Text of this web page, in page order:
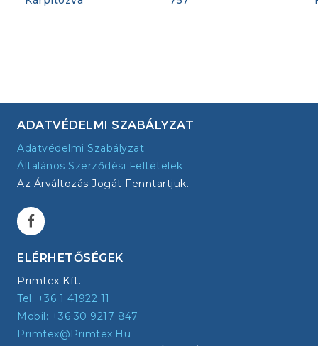
ADATVÉDELMI SZABÁLYZAT
Adatvédelmi Szabályzat
Általános Szerződési Feltételek
Az Árváltozás Jogát Fenntartjuk.
ELÉRHETŐSÉGEK
Primtex Kft.
Tel: +36 1 41922 11
Mobil: +36 30 9217 847
Primtex@primtex.hu